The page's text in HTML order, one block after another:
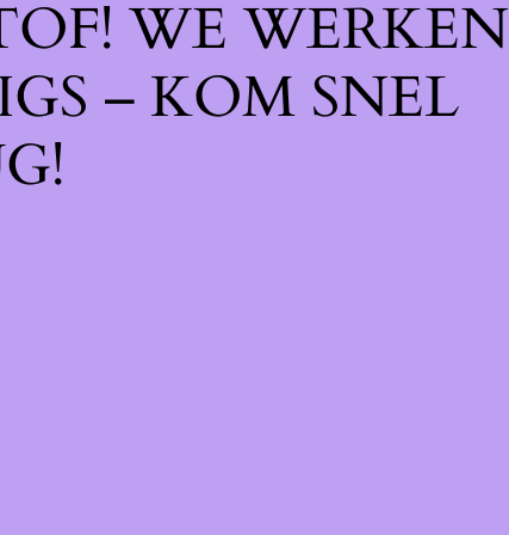
WE WERKEN
– KOM SNEL